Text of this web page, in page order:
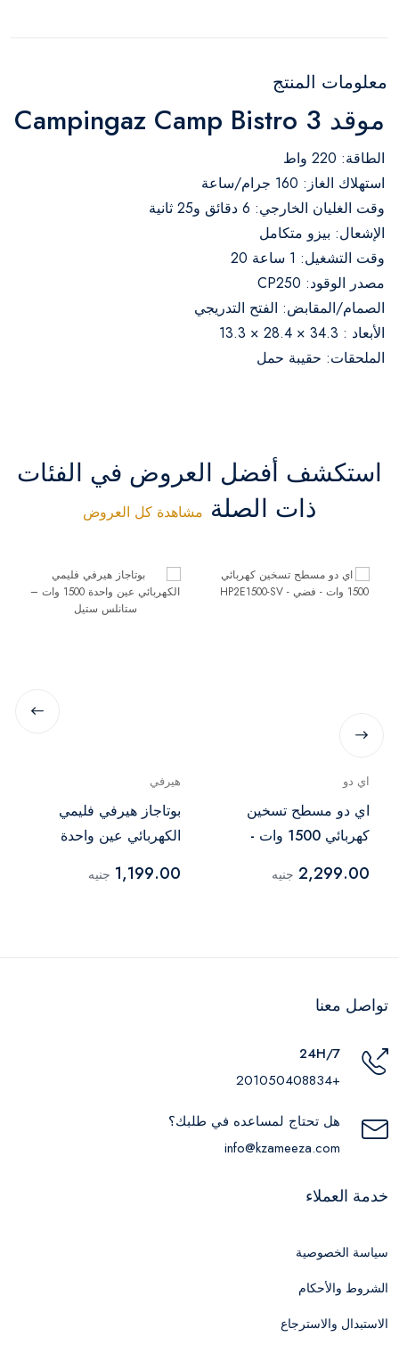
معلومات المنتج
موقد Campingaz Camp Bistro 3
الطاقة: 220 واط
استهلاك الغاز: 160 جرام/ساعة
وقت الغليان الخارجي: 6 دقائق و25 ثانية
الإشعال: بيزو متكامل
وقت التشغيل: 1 ساعة 20
مصدر الوقود: CP250
الصمام/المقابض: الفتح التدريجي
الأبعاد : 34.3 × 28.4 × 13.3
الملحقات: حقيبة حمل
استكشف أفضل العروض في الفئات
ذات الصلة مشاهدة كل العروض
اي دو
اي دو مسطح تسخين
كهربائي 1500 وات -
2,299.00 جنيه
هيرفي
بوتاجاز هيرفي فليمي
الكهربائي عين واحدة
ستيل
1,199.00 جنيه
تواصل معنا
24H/7
+201050408834
هل تحتاج لمساعده في طلبك؟
info@kzameeza.com
خدمة العملاء
سياسة الخصوصية
الشروط والأحكام
الاستبدال والاسترجاع